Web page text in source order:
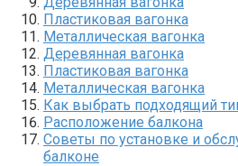
Пластиковая вагонка
Металлическая вагонка
Деревянная вагонка
Пластиковая вагонка
Металлическая вагонка
Как выбрать подходящий
Расположение балкона
Советы по установке и
балконе